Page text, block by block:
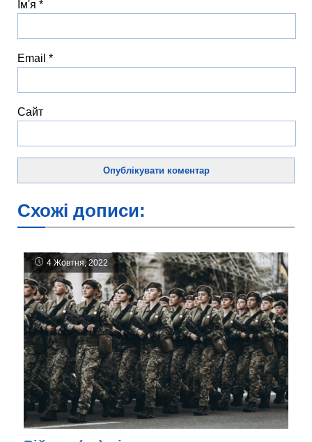
Ім'я *
Email *
Сайт
Схожі дописи:
4 Жовтня, 2022